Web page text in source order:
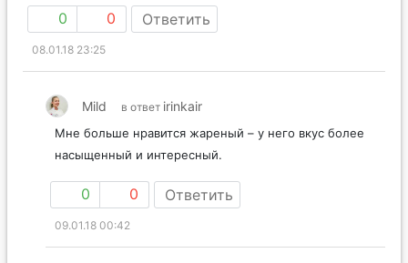
0 0 Ответить
08.01.18 23:25
Mild в ответ irinkair
Мне больше нравится жареный – у него вкус более
насыщенный и интересный.
0 0 Ответить
09.01.18 00:42